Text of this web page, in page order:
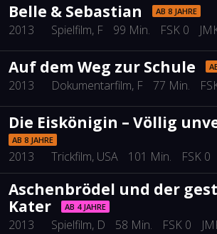
Belle & Sebastian AB 8 JAHRE
2013 Spielfilm, F 99 Min. FSK 0
Auf dem Weg zur Schule
2013 Dokumentarfilm, F 77 Min.
Die Eiskönigin – Völlig
AB 8 JAHRE
2013 Trickfilm, USA 101 Min. FSK 0
Aschenbrödel und der
Kater
AB 4 JAHRE
2013 Spielfilm, D 58 Min. FSK 0